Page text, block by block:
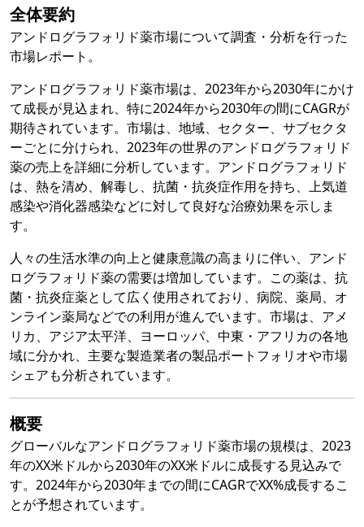
全体要約
アンドログラフォリド薬市場について調査・分析を行った
市場レポート。
アンドログラフォリド薬市場は、2023年から2030年にかけ
て成長が見込まれ、特に2024年から2030年の間にCAGRが
期待されています。市場は、地域、セクター、サブセクタ
ーごとに分けられ、2023年の世界のアンドログラフォリド
薬の売上を詳細に分析しています。アンドログラフォリド
は、熱を清め、解毒し、抗菌・抗炎症作用を持ち、上気道
感染や消化器感染などに対して良好な治療効果を示しま
す。
人々の生活水準の向上と健康意識の高まりに伴い、アンド
ログラフォリド薬の需要は増加しています。この薬は、抗
菌・抗炎症薬として広く使用されており、病院、薬局、オ
ンライン薬局などでの利用が進んでいます。市場は、アメ
リカ、アジア太平洋、ヨーロッパ、中東・アフリカの各地
域に分かれ、主要な製造業者の製品ポートフォリオや市場
シェアも分析されています。
概要
グローバルなアンドログラフォリド薬市場の規模は、2023
年のXX米ドルから2030年のXX米ドルに成長する見込みで
す。2024年から2030年までの間にCAGRでXX%成長するこ
とが予想されています。